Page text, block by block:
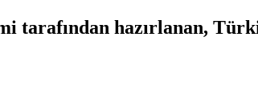
hazırlanan,